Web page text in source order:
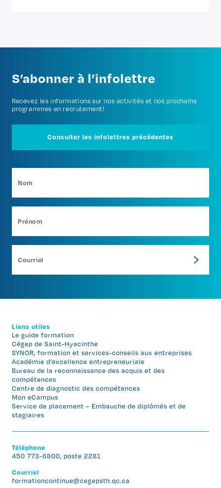
S’abonner à l’infolettre
Recevez les informations sur nos activités et nos prochains
programmes en recrutement!
Consulter les infolettres précédentes
Liens utiles
Le guide formation
Cégep de Saint-Hyacinthe
SYNOR, formation et services-conseils aux entreprises
Académie d’excellence entrepreneuriale
Bureau de la reconnaissance des acquis et des
compétences
Centre de diagnostic des compétences
Mon eCampus
Service de placement – Embauche de diplômés et de
stagiaires
Téléphone
450 773-6800, poste 2281
Courriel
formationcontinue@cegepsth.qc.ca